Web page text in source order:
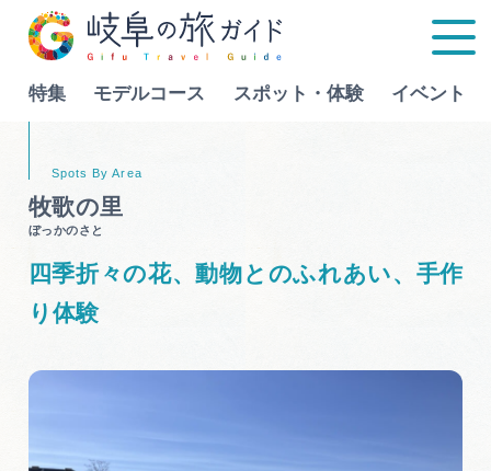
特集 モデルコース スポット・体験 イベント
モデルコース
スポット・体験
Language
行きたいリストを見る
牧歌の里
ぼっかのさと
四季折々の花、動物とのふれあい、手作
り体験